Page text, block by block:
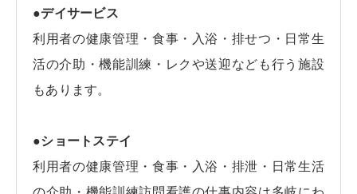
●デイサービス
利用者の健康管理・食事・入浴・排せつ・日常生
活の介助・機能訓練・レクや送迎なども行う施設
もあります。
●ショートステイ
利用者の健康管理・食事・入浴・排泄・日常生活